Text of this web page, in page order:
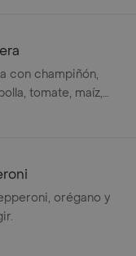
con champiñón,
tomate, maíz,
de oliva. Tamaño a
orégano y